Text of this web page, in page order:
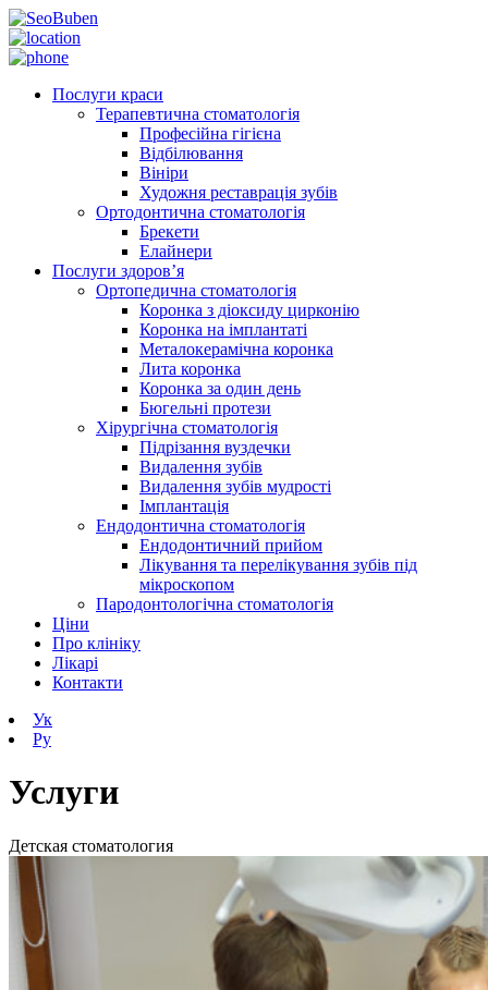
Послуги краси
Терапевтична стоматологія
Професійна гігієна
Відбілювання
Вініри
Художня реставрація зубів
Ортодонтична стоматологія
Брекети
Елайнери
Послуги здоров’я
Ортопедична стоматологія
Коронка з діоксиду цирконію
Коронка на імплантаті
Металокерамічна коронка
Лита коронка
Коронка за один день
Бюгельні протези
Хірургічна стоматологія
Підрізання вуздечки
Видалення зубів
Видалення зубів мудрості
Імплантація
Ендодонтична стоматологія
Ендодонтичний прийом
Лікування та перелікування зубів під
мікроскопом
Пародонтологічна стоматологія
Ціни
Про клініку
Лікарі
Контакти
Ук
Ру
Услуги
Детская стоматология